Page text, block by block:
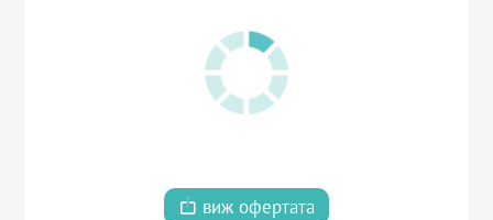
виж офертата